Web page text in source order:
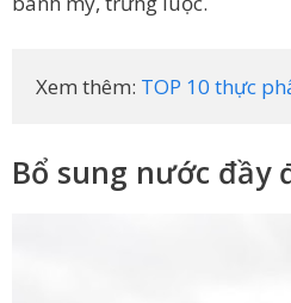
Xem thêm: TOP 10 thực
Bổ sung nước đầy